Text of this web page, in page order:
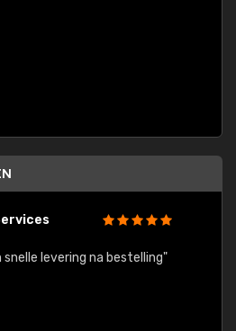
levering na bestelling"